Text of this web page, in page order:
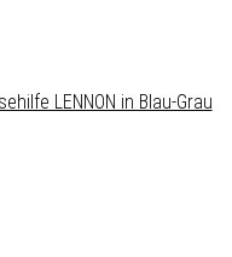
LENNON in Blau-Grau